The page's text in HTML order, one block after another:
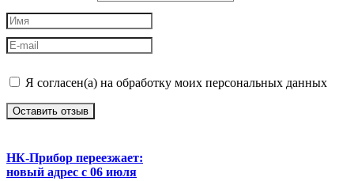
Я согласен(а) на обработку моих персональных данных
Оставить отзыв
НК-Прибор переезжает:
новый адрес с 06 июля